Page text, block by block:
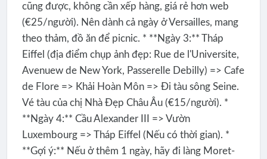
cũng được, không cần xếp hàng, giá rẻ hơn web
(€25/người). Nên dành cả ngày ở Versailles, mang
theo thảm, đồ ăn để picnic. * **Ngày 3:** Tháp
Eiffel (địa điểm chụp ảnh đẹp: Rue de l'Universite,
Avenuew de New York, Passerelle Debilly) => Cafe
de Flore => Khải Hoàn Môn => Đi tàu sông Seine.
Vé tàu của chị Nhà Đẹp Châu Âu (€15/người). *
**Ngày 4:** Cầu Alexander III => Vườn
Luxembourg => Tháp Eiffel (Nếu có thời gian). *
**Gợi ý:** Nếu ở thêm 1 ngày, hãy đi làng Moret-